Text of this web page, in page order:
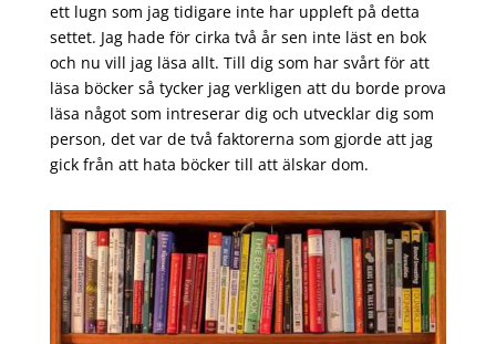
ett lugn som jag tidigare inte har uppleft på detta
settet. Jag hade för cirka två år sen inte läst en bok
och nu vill jag läsa allt. Till dig som har svårt för att
läsa böcker så tycker jag verkligen att du borde prova
läsa något som intreserar dig och utvecklar dig som
person, det var de två faktorerna som gjorde att jag
gick från att hata böcker till att älskar dom.